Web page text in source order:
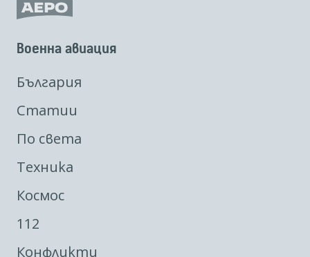
Военна авиация
България
Статии
По света
Техника
Космос
112
Конфликти